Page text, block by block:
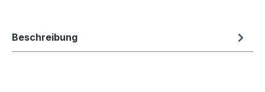
Beschreibung